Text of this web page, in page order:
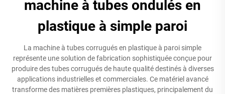
machine à tubes ondulés en
plastique à simple paroi
La machine à tubes corrugués en plastique à paroi simple
représente une solution de fabrication sophistiquée conçue pour
produire des tubes corrugués de haute qualité destinés à diverses
applications industrielles et commerciales. Ce matériel avancé
transforme des matières premières plastiques, principalement du